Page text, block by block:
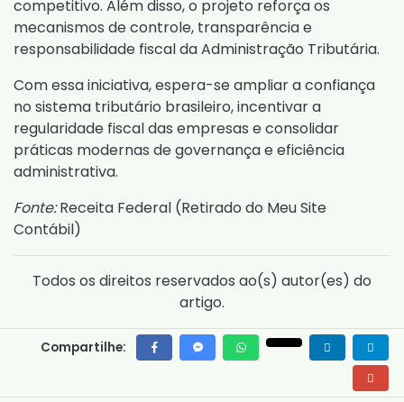
competitivo. Além disso, o projeto reforça os
mecanismos de controle, transparência e
responsabilidade fiscal da Administração Tributária.
Com essa iniciativa, espera-se ampliar a confiança
no sistema tributário brasileiro, incentivar a
regularidade fiscal das empresas e consolidar
práticas modernas de governança e eficiência
administrativa.
Fonte:Receita Federal (Retirado do Meu Site
Contábil)
Todos os direitos reservados ao(s) autor(es) do
artigo.
Compartilhe: